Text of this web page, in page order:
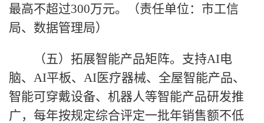
最高不超过300万元。（责任单位：市工信
局、数据管理局）
（五）拓展智能产品矩阵。支持AI电
脑、AI平板、AI医疗器械、全屋智能产品、
智能可穿戴设备、机器人等智能产品研发推
广，每年按规定综合评定一批年销售额不低